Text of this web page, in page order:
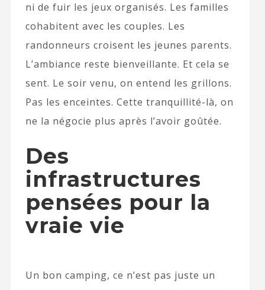
ni de fuir les jeux organisés. Les familles
cohabitent avec les couples. Les
randonneurs croisent les jeunes parents.
L’ambiance reste bienveillante. Et cela se
sent. Le soir venu, on entend les grillons.
Pas les enceintes. Cette tranquillité-là, on
ne la négocie plus après l’avoir goûtée.
Des
infrastructures
pensées pour la
vraie vie
Un bon camping, ce n’est pas juste un